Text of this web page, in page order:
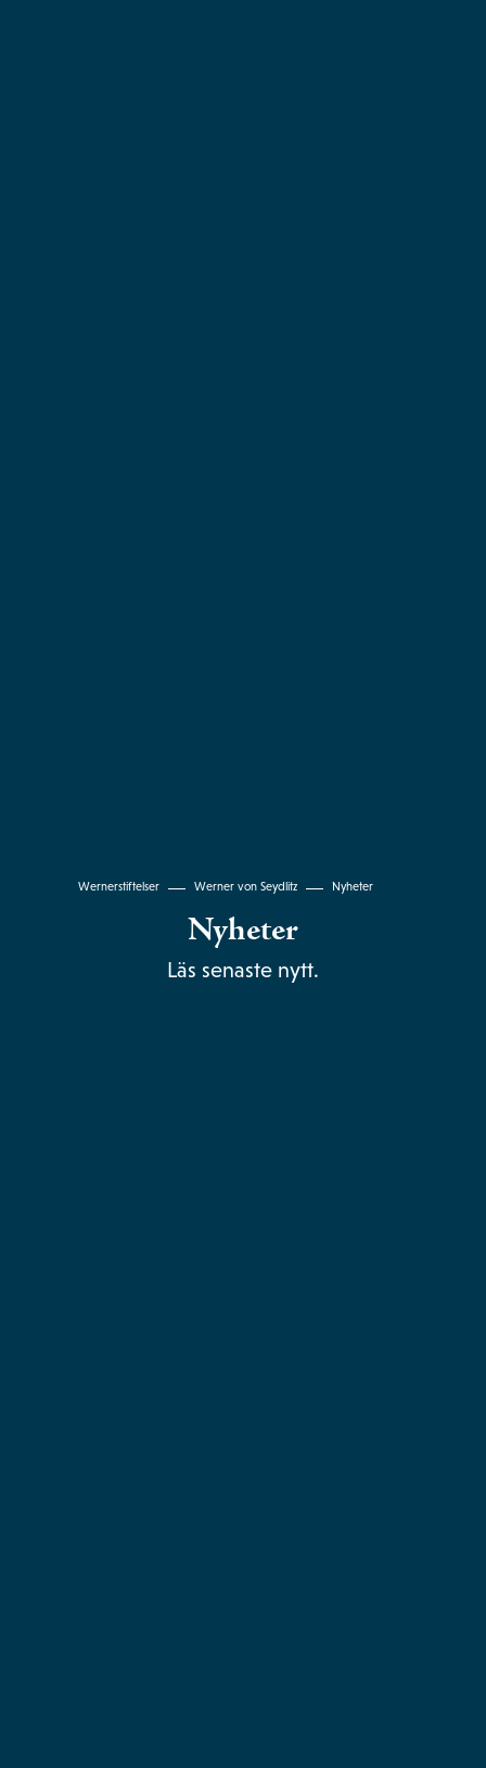
Wernerstiftelser Werner von Seydlitz Nyheter
Nyheter
Läs senaste nytt.